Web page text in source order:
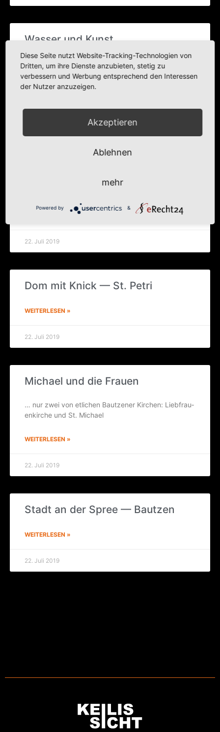
Was­ser und Kunst
Bautz­e­ner Wasserkunst
WEITERLESEN »
Stadt der Tür­me von oben
Baut­zen, Tür­me in gro­ßer Zahl. Vom Rei­chen­turm
22. Juli 2019
Dom mit Knick — St. Petri
WEITERLESEN »
22. Juli 2019
Micha­el und die Frauen
… nur zwei von etli­chen Bautz­e­ner Kir­chen: Lieb­frau­
en­kir­che und St. Michael
WEITERLESEN »
22. Juli 2019
Stadt an der Spree — Bautzen
WEITERLESEN »
22. Juli 2019
Diese Seite nutzt Website-Tracking-Technologien von
Dritten, um ihre Dienste anzubieten, stetig zu
verbessern und Werbung entsprechend den Interessen
der Nutzer anzuzeigen.
Akzeptieren
Ablehnen
mehr
Powered by &